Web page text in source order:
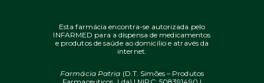
Esta farmácia encontra-se autorizada pelo
INFARMED para a dispensa de medicamentos
e produtos de saúde ao domicílio e através da
internet.
Farmácia Patria (D.T. Simões – Produtos